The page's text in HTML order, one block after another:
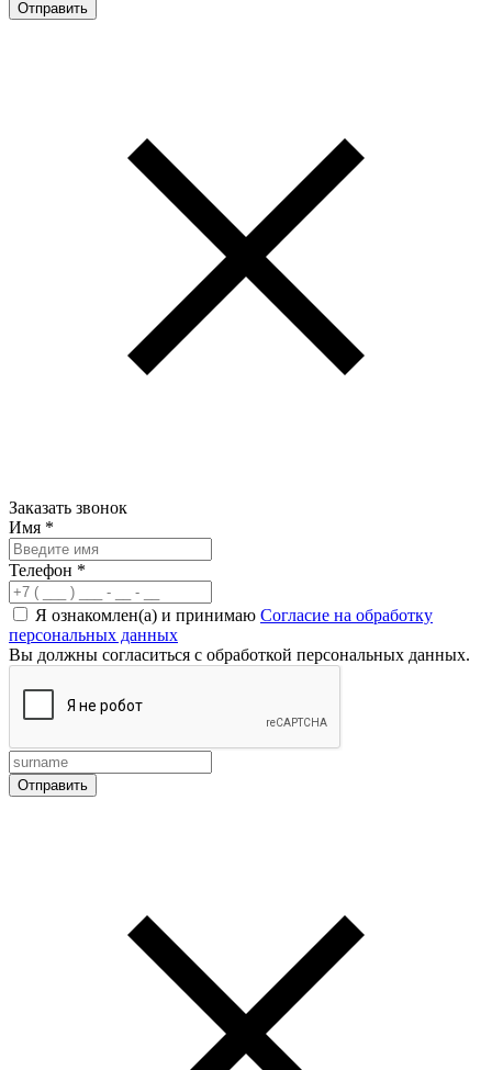
Заказать звонок
Имя *
Телефон *
Я ознакомлен(а) и принимаю Согласие на обработку
персональных данных
Вы должны согласиться с обработкой персональных данных.